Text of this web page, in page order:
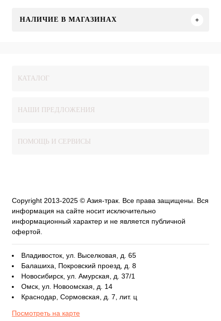
НАЛИЧИЕ В МАГАЗИНАХ
КАТАЛОГ
НАШИ ПРЕДЛОЖЕНИЯ
ПОМОЩЬ И СЕРВИСЫ
Copyright 2013-2025 © Азия-трак. Все права защищены. Вся
информация на сайте носит исключительно
информационный характер и не является публичной
офертой.
Владивосток, ул. Выселковая, д. 65
Балашиха, Покровский проезд, д. 8
Новосибирск, ул. Амурская, д. 37/1
Омск, ул. Новоомская, д. 14
Краснодар, Сормовская, д. 7, лит. ц
Посмотреть на карте